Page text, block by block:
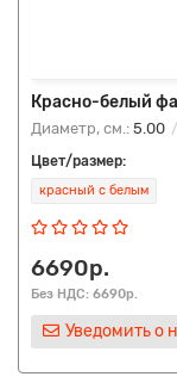
Красно-белый
Диаметр, см.: 5.00
Цвет/размер:
красный с белым
6690р.
Без НДС: 6690р.
Уведомить о